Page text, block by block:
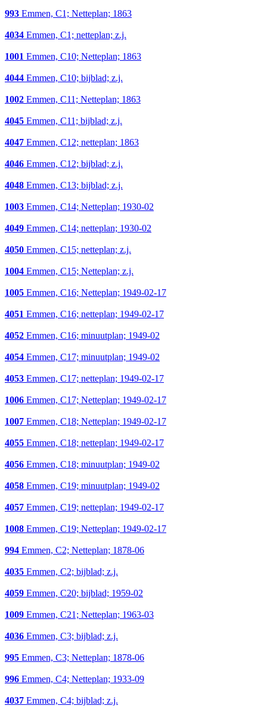
993 Emmen, C1; Netteplan; 1863
4034 Emmen, C1; netteplan; z.j.
1001 Emmen, C10; Netteplan; 1863
4044 Emmen, C10; bijblad; z.j.
1002 Emmen, C11; Netteplan; 1863
4045 Emmen, C11; bijblad; z.j.
4047 Emmen, C12; netteplan; 1863
4046 Emmen, C12; bijblad; z.j.
4048 Emmen, C13; bijblad; z.j.
1003 Emmen, C14; Netteplan; 1930-02
4049 Emmen, C14; netteplan; 1930-02
4050 Emmen, C15; netteplan; z.j.
1004 Emmen, C15; Netteplan; z.j.
1005 Emmen, C16; Netteplan; 1949-02-17
4051 Emmen, C16; netteplan; 1949-02-17
4052 Emmen, C16; minuutplan; 1949-02
4054 Emmen, C17; minuutplan; 1949-02
4053 Emmen, C17; netteplan; 1949-02-17
1006 Emmen, C17; Netteplan; 1949-02-17
1007 Emmen, C18; Netteplan; 1949-02-17
4055 Emmen, C18; netteplan; 1949-02-17
4056 Emmen, C18; minuutplan; 1949-02
4058 Emmen, C19; minuutplan; 1949-02
4057 Emmen, C19; netteplan; 1949-02-17
1008 Emmen, C19; Netteplan; 1949-02-17
994 Emmen, C2; Netteplan; 1878-06
4035 Emmen, C2; bijblad; z.j.
4059 Emmen, C20; bijblad; 1959-02
1009 Emmen, C21; Netteplan; 1963-03
4036 Emmen, C3; bijblad; z.j.
995 Emmen, C3; Netteplan; 1878-06
996 Emmen, C4; Netteplan; 1933-09
4037 Emmen, C4; bijblad; z.j.